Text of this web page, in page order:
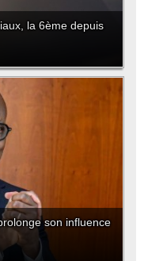
la 6ème depuis
son influence